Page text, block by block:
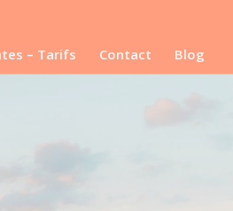
– Tarifs Contact Blog